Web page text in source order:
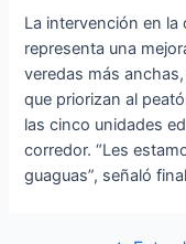
La intervención en la
representa una
veredas más
que priorizan al
las cinco unidades
corredor. “Les
guaguas”, señaló